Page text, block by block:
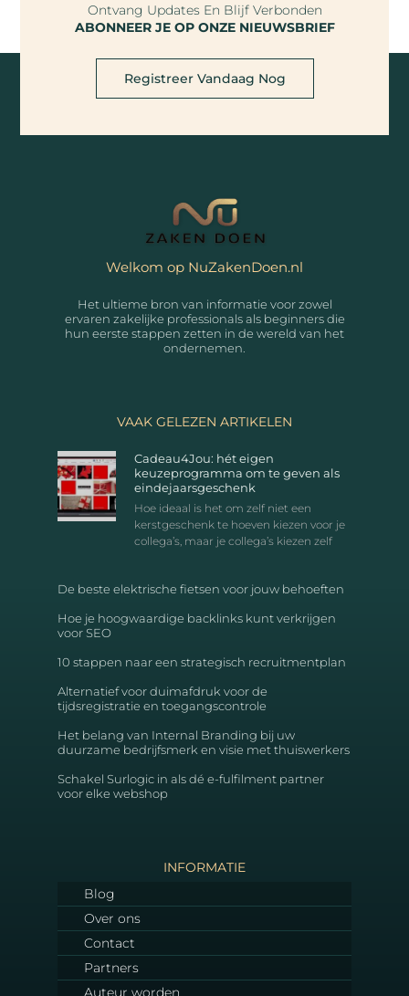
Ontvang Updates En Blijf Verbonden
ABONNEER JE OP ONZE NIEUWSBRIEF
Registreer Vandaag Nog
Welkom op NuZakenDoen.nl
Het ultieme bron van informatie voor zowel
ervaren zakelijke professionals als beginners die
hun eerste stappen zetten in de wereld van het
ondernemen.
VAAK GELEZEN ARTIKELEN
Cadeau4Jou: hét eigen
keuzeprogramma om te geven als
eindejaarsgeschenk
Hoe ideaal is het om zelf niet een
kerstgeschenk te hoeven kiezen voor je
collega’s, maar je collega’s kiezen zelf
De beste elektrische fietsen voor jouw behoeften
Hoe je hoogwaardige backlinks kunt verkrijgen
voor SEO
10 stappen naar een strategisch recruitmentplan
Alternatief voor duimafdruk voor de
tijdsregistratie en toegangscontrole
Het belang van Internal Branding bij uw
duurzame bedrijfsmerk en visie met thuiswerkers
Schakel Surlogic in als dé e-fulfilment partner
voor elke webshop
INFORMATIE
Blog
Over ons
Contact
Partners
Auteur worden